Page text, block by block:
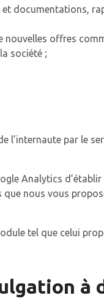
documentations,
nouvelles offres
société ;
l’internaute par le
Analytics d’établir
nous vous
tel que celui
à